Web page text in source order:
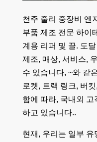
천주 줄리 중장비 엔
부품 제조 전문 하이
계용 리퍼 및 끌. 도
제조, 매상, 서비스,
수 있습니다, ~와 같
로켓, 트랙 링크, 버
함에 따라, 국내외
하고 있습니다..
현재, 우리는 일부